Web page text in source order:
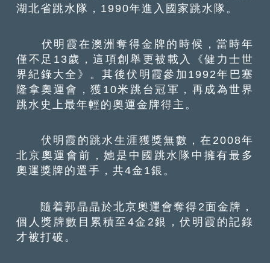
湖北省跳水隊，1990年進入國家跳水隊。
伏明霞在澳洲奪得金牌的時候，當時年
僅不足13歲，這項創舉更被載入《健力士世
界紀錄大全》。其後伏明霞參加1992年巴塞
隆拿奧運會，獲10米跳台冠軍，再成為世界
跳水史上最年輕的奧運金牌得主。
伏明霞的跳水生涯獲獎無數，在2008年
北京奧運會前，她是中國跳水隊中擁有最多
奧運獎牌的選手，共4金1銀。
隨着郭晶晶於北京奧運會奪得2面金牌，
個人獎牌數目累積至4金2銀，伏明霞的記錄
才被打破。